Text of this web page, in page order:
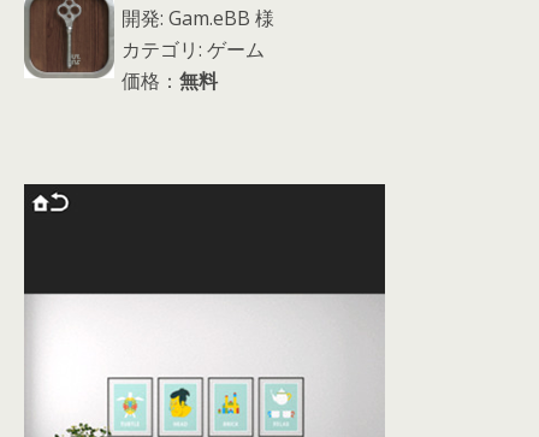
開発: Gam.eBB 様
カテゴリ: ゲーム
価格： 無料